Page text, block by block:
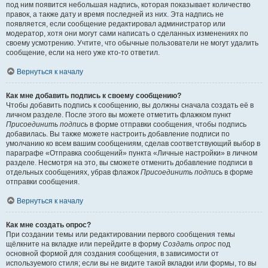
под ним появится небольшая надпись, которая показывает количество
правок, а также дату и время последней из них. Эта надпись не
появляется, если сообщение редактировал администратор или
модератор, хотя они могут сами написать о сделанных изменениях по
своему усмотрению. Учтите, что обычные пользователи не могут удалить
сообщение, если на него уже кто-то ответил.
Вернуться к началу
Как мне добавить подпись к своему сообщению?
Чтобы добавить подпись к сообщению, вы должны сначала создать её в
личном разделе. После этого вы можете отметить флажком пункт
Присоединить подпись в форме отправки сообщения, чтобы подпись
добавилась. Вы также можете настроить добавление подписи по
умолчанию ко всем вашим сообщениям, сделав соответствующий выбор в
параграфе «Отправка сообщений» пункта «Личные настройки» в личном
разделе. Несмотря на это, вы сможете отменить добавление подписи в
отдельных сообщениях, убрав флажок Присоединить подпись в форме
отправки сообщения.
Вернуться к началу
Как мне создать опрос?
При создании темы или редактировании первого сообщения темы
щёлкните на вкладке или перейдите в форму Создать опрос под
основной формой для создания сообщения, в зависимости от
используемого стиля; если вы не видите такой вкладки или формы, то вы